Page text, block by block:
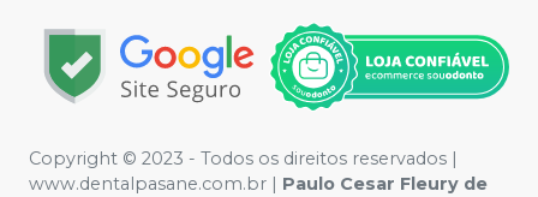
Copyright © 2023 - Todos os direitos reservados |
www.dentalpasane.com.br | Paulo Cesar Fleury de